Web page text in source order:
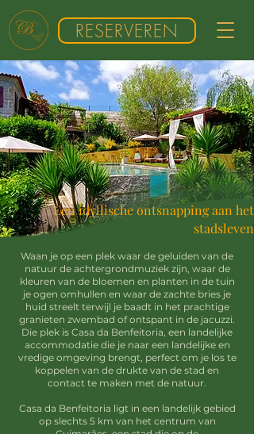
RESERVEREN
Een idyllische ontsnapping aan het
stadsleven
Waan je op een plek waar de geluiden van de
natuur de achtergrondmuziek zijn, waar de
kleuren van de bloemen en planten in de tuin
je ogen omhullen en waar de zachte bries je
huid streelt terwijl je baadt in het prachtige
granieten zwembad of ontspant in de jacuzzi.
Die plek is Casa da Benfeitoria, een landelijke
accommodatie die je naar een landelijke en
vredige omgeving brengt, perfect om je los te
koppelen van de drukte van de stad en
contact te maken met de natuur.
Casa da Benfeitoria ligt in een landelijk gebied
op slechts 5 km van het centrum van